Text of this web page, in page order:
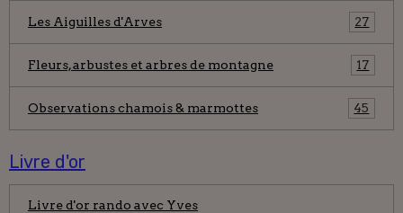
Les Aiguilles d'Arves 27
Fleurs, arbustes et arbres de montagne 17
Observations chamois & marmottes 45
Livre d'or
Livre d'or rando avec Yves